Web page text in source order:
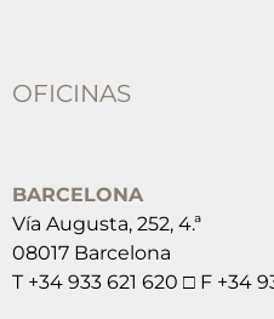
OFICINAS
BARCELONA
Vía Augusta, 252, 4.ª
08017 Barcelona
T +34 933 621 620 □ F +34